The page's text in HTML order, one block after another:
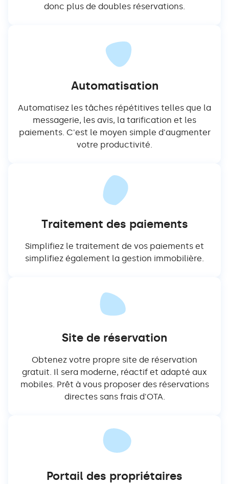
donc plus de doubles réservations.
Automatisation
Automatisez les tâches répétitives telles que la
messagerie, les avis, la tarification et les
paiements. C'est le moyen simple d'augmenter
votre productivité.
Traitement des paiements
Simplifiez le traitement de vos paiements et
simplifiez également la gestion immobilière.
Site de réservation
Obtenez votre propre site de réservation
gratuit. Il sera moderne, réactif et adapté aux
mobiles. Prêt à vous proposer des réservations
directes sans frais d'OTA.
Portail des propriétaires